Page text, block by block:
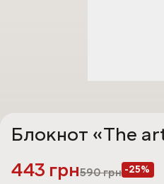
Блокнот «The
443 грн590грн -25%